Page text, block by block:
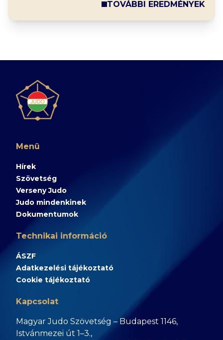
TOVÁBBI EREDMÉNYEK
Menü
Hírek
Szövetség
Verseny Judo
Judo mindenkinek
Dokumentumok
Technikai információ
ÁSZF
Adatkezelési tájékoztató
Cookie tájékoztató
Kapcsolat
Magyar Judo Szövetség – Budapest 1146,
Istvánmezei út 1–3.,